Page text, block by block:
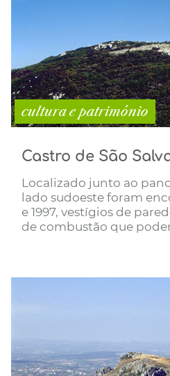
cultura e património
Castro de São
Localizado junto ao
lado sudoeste foram
e 1997, vestígios de
de combustão que